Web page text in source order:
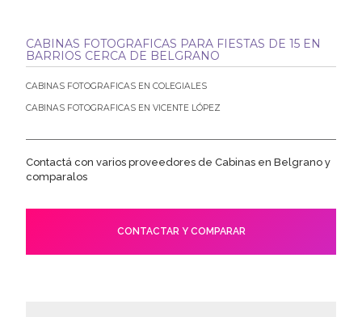
CABINAS FOTOGRAFICAS PARA FIESTAS DE 15 EN
BARRIOS CERCA DE BELGRANO
CABINAS FOTOGRAFICAS EN COLEGIALES
CABINAS FOTOGRAFICAS EN VICENTE LÓPEZ
Contactá con varios proveedores de Cabinas en Belgrano y
comparalos
CONTACTAR Y COMPARAR